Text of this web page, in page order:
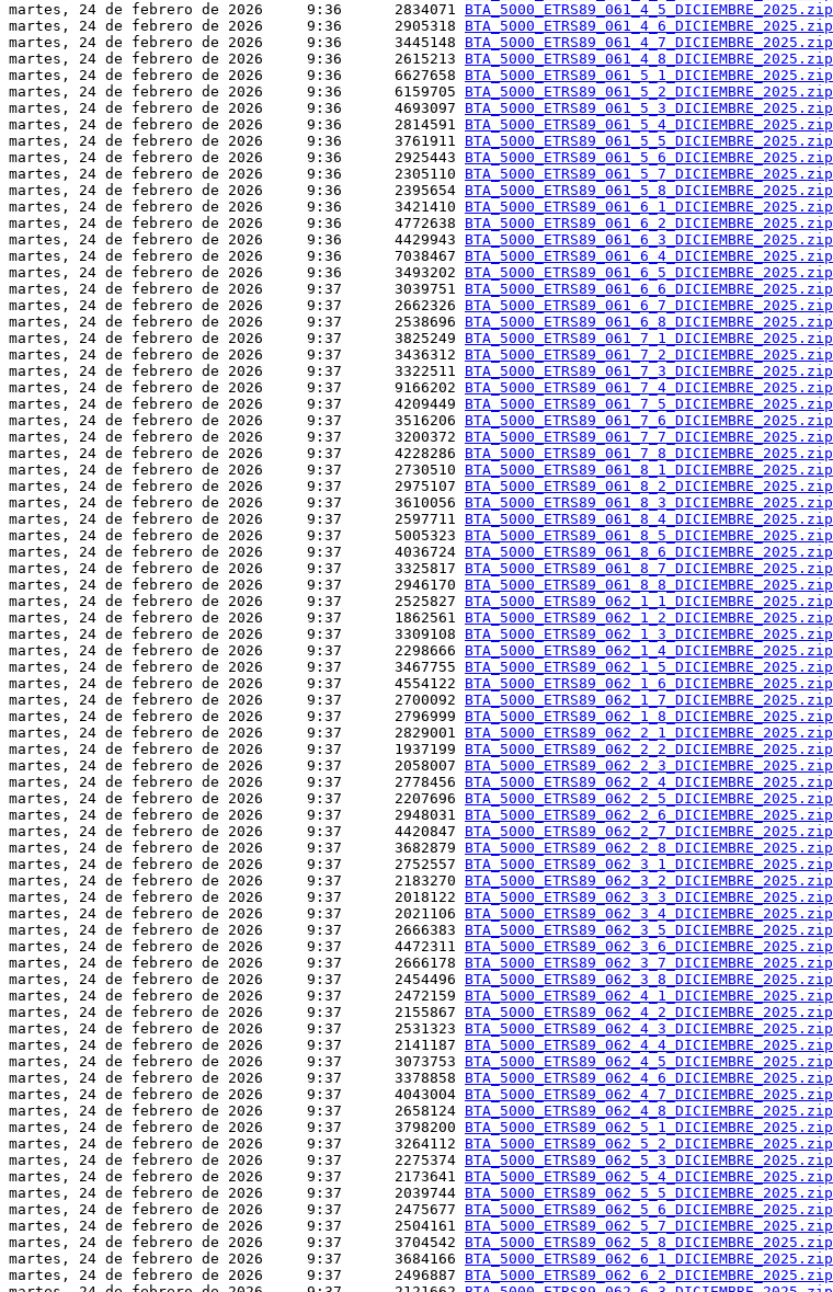
martes, 24 de febrero de 2026     9:36      2834071 BTA_5000_ETRS89_061_4_5_DICIEMBRE_2025.zip
martes, 24 de febrero de 2026     9:36      2905318 BTA_5000_ETRS89_061_4_6_DICIEMBRE_2025.zip
martes, 24 de febrero de 2026     9:36      3445148 BTA_5000_ETRS89_061_4_7_DICIEMBRE_2025.zip
martes, 24 de febrero de 2026     9:36      2615213 BTA_5000_ETRS89_061_4_8_DICIEMBRE_2025.zip
martes, 24 de febrero de 2026     9:36      6627658 BTA_5000_ETRS89_061_5_1_DICIEMBRE_2025.zip
martes, 24 de febrero de 2026     9:36      6159705 BTA_5000_ETRS89_061_5_2_DICIEMBRE_2025.zip
martes, 24 de febrero de 2026     9:36      4693097 BTA_5000_ETRS89_061_5_3_DICIEMBRE_2025.zip
martes, 24 de febrero de 2026     9:36      2814591 BTA_5000_ETRS89_061_5_4_DICIEMBRE_2025.zip
martes, 24 de febrero de 2026     9:36      3761911 BTA_5000_ETRS89_061_5_5_DICIEMBRE_2025.zip
martes, 24 de febrero de 2026     9:36      2925443 BTA_5000_ETRS89_061_5_6_DICIEMBRE_2025.zip
martes, 24 de febrero de 2026     9:36      2305110 BTA_5000_ETRS89_061_5_7_DICIEMBRE_2025.zip
martes, 24 de febrero de 2026     9:36      2395654 BTA_5000_ETRS89_061_5_8_DICIEMBRE_2025.zip
martes, 24 de febrero de 2026     9:36      3421410 BTA_5000_ETRS89_061_6_1_DICIEMBRE_2025.zip
martes, 24 de febrero de 2026     9:36      4772638 BTA_5000_ETRS89_061_6_2_DICIEMBRE_2025.zip
martes, 24 de febrero de 2026     9:36      4429943 BTA_5000_ETRS89_061_6_3_DICIEMBRE_2025.zip
martes, 24 de febrero de 2026     9:36      7038467 BTA_5000_ETRS89_061_6_4_DICIEMBRE_2025.zip
martes, 24 de febrero de 2026     9:36      3493202 BTA_5000_ETRS89_061_6_5_DICIEMBRE_2025.zip
martes, 24 de febrero de 2026     9:37      3039751 BTA_5000_ETRS89_061_6_6_DICIEMBRE_2025.zip
martes, 24 de febrero de 2026     9:37      2662326 BTA_5000_ETRS89_061_6_7_DICIEMBRE_2025.zip
martes, 24 de febrero de 2026     9:37      2538696 BTA_5000_ETRS89_061_6_8_DICIEMBRE_2025.zip
martes, 24 de febrero de 2026     9:37      3825249 BTA_5000_ETRS89_061_7_1_DICIEMBRE_2025.zip
martes, 24 de febrero de 2026     9:37      3436312 BTA_5000_ETRS89_061_7_2_DICIEMBRE_2025.zip
martes, 24 de febrero de 2026     9:37      3322511 BTA_5000_ETRS89_061_7_3_DICIEMBRE_2025.zip
martes, 24 de febrero de 2026     9:37      9166202 BTA_5000_ETRS89_061_7_4_DICIEMBRE_2025.zip
martes, 24 de febrero de 2026     9:37      4209449 BTA_5000_ETRS89_061_7_5_DICIEMBRE_2025.zip
martes, 24 de febrero de 2026     9:37      3516206 BTA_5000_ETRS89_061_7_6_DICIEMBRE_2025.zip
martes, 24 de febrero de 2026     9:37      3200372 BTA_5000_ETRS89_061_7_7_DICIEMBRE_2025.zip
martes, 24 de febrero de 2026     9:37      4228286 BTA_5000_ETRS89_061_7_8_DICIEMBRE_2025.zip
martes, 24 de febrero de 2026     9:37      2730510 BTA_5000_ETRS89_061_8_1_DICIEMBRE_2025.zip
martes, 24 de febrero de 2026     9:37      2975107 BTA_5000_ETRS89_061_8_2_DICIEMBRE_2025.zip
martes, 24 de febrero de 2026     9:37      3610056 BTA_5000_ETRS89_061_8_3_DICIEMBRE_2025.zip
martes, 24 de febrero de 2026     9:37      2597711 BTA_5000_ETRS89_061_8_4_DICIEMBRE_2025.zip
martes, 24 de febrero de 2026     9:37      5005323 BTA_5000_ETRS89_061_8_5_DICIEMBRE_2025.zip
martes, 24 de febrero de 2026     9:37      4036724 BTA_5000_ETRS89_061_8_6_DICIEMBRE_2025.zip
martes, 24 de febrero de 2026     9:37      3325817 BTA_5000_ETRS89_061_8_7_DICIEMBRE_2025.zip
martes, 24 de febrero de 2026     9:37      2946170 BTA_5000_ETRS89_061_8_8_DICIEMBRE_2025.zip
martes, 24 de febrero de 2026     9:37      2525827 BTA_5000_ETRS89_062_1_1_DICIEMBRE_2025.zip
martes, 24 de febrero de 2026     9:37      1862561 BTA_5000_ETRS89_062_1_2_DICIEMBRE_2025.zip
martes, 24 de febrero de 2026     9:37      3309108 BTA_5000_ETRS89_062_1_3_DICIEMBRE_2025.zip
martes, 24 de febrero de 2026     9:37      2298666 BTA_5000_ETRS89_062_1_4_DICIEMBRE_2025.zip
martes, 24 de febrero de 2026     9:37      3467755 BTA_5000_ETRS89_062_1_5_DICIEMBRE_2025.zip
martes, 24 de febrero de 2026     9:37      4554122 BTA_5000_ETRS89_062_1_6_DICIEMBRE_2025.zip
martes, 24 de febrero de 2026     9:37      2700092 BTA_5000_ETRS89_062_1_7_DICIEMBRE_2025.zip
martes, 24 de febrero de 2026     9:37      2796999 BTA_5000_ETRS89_062_1_8_DICIEMBRE_2025.zip
martes, 24 de febrero de 2026     9:37      2829001 BTA_5000_ETRS89_062_2_1_DICIEMBRE_2025.zip
martes, 24 de febrero de 2026     9:37      1937199 BTA_5000_ETRS89_062_2_2_DICIEMBRE_2025.zip
martes, 24 de febrero de 2026     9:37      2058007 BTA_5000_ETRS89_062_2_3_DICIEMBRE_2025.zip
martes, 24 de febrero de 2026     9:37      2778456 BTA_5000_ETRS89_062_2_4_DICIEMBRE_2025.zip
martes, 24 de febrero de 2026     9:37      2207696 BTA_5000_ETRS89_062_2_5_DICIEMBRE_2025.zip
martes, 24 de febrero de 2026     9:37      2948031 BTA_5000_ETRS89_062_2_6_DICIEMBRE_2025.zip
martes, 24 de febrero de 2026     9:37      4420847 BTA_5000_ETRS89_062_2_7_DICIEMBRE_2025.zip
martes, 24 de febrero de 2026     9:37      3682879 BTA_5000_ETRS89_062_2_8_DICIEMBRE_2025.zip
martes, 24 de febrero de 2026     9:37      2752557 BTA_5000_ETRS89_062_3_1_DICIEMBRE_2025.zip
martes, 24 de febrero de 2026     9:37      2183270 BTA_5000_ETRS89_062_3_2_DICIEMBRE_2025.zip
martes, 24 de febrero de 2026     9:37      2018122 BTA_5000_ETRS89_062_3_3_DICIEMBRE_2025.zip
martes, 24 de febrero de 2026     9:37      2021106 BTA_5000_ETRS89_062_3_4_DICIEMBRE_2025.zip
martes, 24 de febrero de 2026     9:37      2666383 BTA_5000_ETRS89_062_3_5_DICIEMBRE_2025.zip
martes, 24 de febrero de 2026     9:37      4472311 BTA_5000_ETRS89_062_3_6_DICIEMBRE_2025.zip
martes, 24 de febrero de 2026     9:37      2666178 BTA_5000_ETRS89_062_3_7_DICIEMBRE_2025.zip
martes, 24 de febrero de 2026     9:37      2454496 BTA_5000_ETRS89_062_3_8_DICIEMBRE_2025.zip
martes, 24 de febrero de 2026     9:37      2472159 BTA_5000_ETRS89_062_4_1_DICIEMBRE_2025.zip
martes, 24 de febrero de 2026     9:37      2155867 BTA_5000_ETRS89_062_4_2_DICIEMBRE_2025.zip
martes, 24 de febrero de 2026     9:37      2531323 BTA_5000_ETRS89_062_4_3_DICIEMBRE_2025.zip
martes, 24 de febrero de 2026     9:37      2141187 BTA_5000_ETRS89_062_4_4_DICIEMBRE_2025.zip
martes, 24 de febrero de 2026     9:37      3073753 BTA_5000_ETRS89_062_4_5_DICIEMBRE_2025.zip
martes, 24 de febrero de 2026     9:37      3378858 BTA_5000_ETRS89_062_4_6_DICIEMBRE_2025.zip
martes, 24 de febrero de 2026     9:37      4043004 BTA_5000_ETRS89_062_4_7_DICIEMBRE_2025.zip
martes, 24 de febrero de 2026     9:37      2658124 BTA_5000_ETRS89_062_4_8_DICIEMBRE_2025.zip
martes, 24 de febrero de 2026     9:37      3798200 BTA_5000_ETRS89_062_5_1_DICIEMBRE_2025.zip
martes, 24 de febrero de 2026     9:37      3264112 BTA_5000_ETRS89_062_5_2_DICIEMBRE_2025.zip
martes, 24 de febrero de 2026     9:37      2275374 BTA_5000_ETRS89_062_5_3_DICIEMBRE_2025.zip
martes, 24 de febrero de 2026     9:37      2173641 BTA_5000_ETRS89_062_5_4_DICIEMBRE_2025.zip
martes, 24 de febrero de 2026     9:37      2039744 BTA_5000_ETRS89_062_5_5_DICIEMBRE_2025.zip
martes, 24 de febrero de 2026     9:37      2475677 BTA_5000_ETRS89_062_5_6_DICIEMBRE_2025.zip
martes, 24 de febrero de 2026     9:37      2504161 BTA_5000_ETRS89_062_5_7_DICIEMBRE_2025.zip
martes, 24 de febrero de 2026     9:37      3704542 BTA_5000_ETRS89_062_5_8_DICIEMBRE_2025.zip
martes, 24 de febrero de 2026     9:37      3684166 BTA_5000_ETRS89_062_6_1_DICIEMBRE_2025.zip
martes, 24 de febrero de 2026     9:37      2496887 BTA_5000_ETRS89_062_6_2_DICIEMBRE_2025.zip